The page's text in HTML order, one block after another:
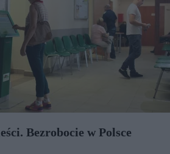
Bezrobocie w Polsce